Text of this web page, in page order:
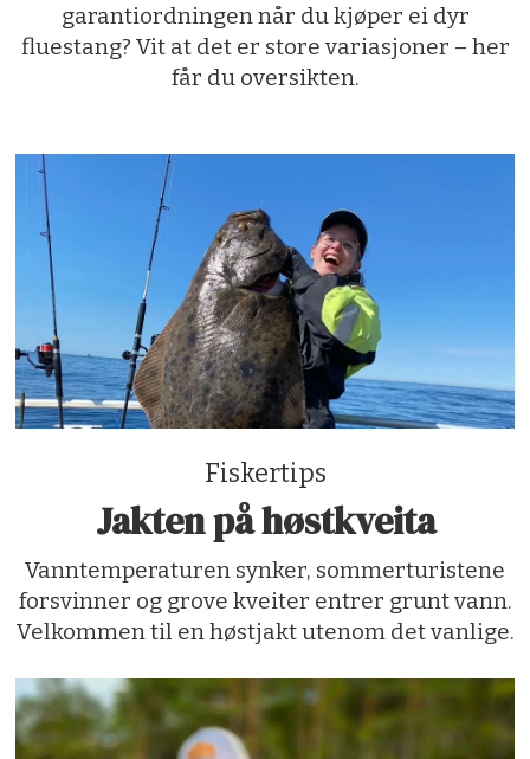
garantiordningen når du kjøper ei dyr
fluestang? Vit at det er store variasjoner – her
får du oversikten.
Fiskertips
Jakten på høstkveita
Vanntemperaturen synker, sommerturistene
forsvinner og grove kveiter entrer grunt vann.
Velkommen til en høstjakt utenom det vanlige.